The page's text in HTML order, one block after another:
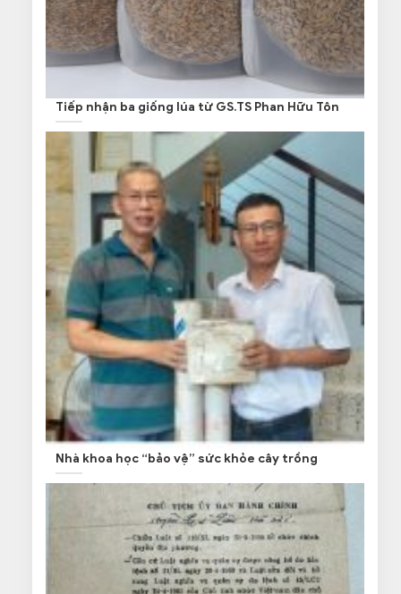
Tiếp nhận ba giống lúa từ GS.TS Phan Hữu Tôn
Nhà khoa học “bảo vệ” sức khỏe cây trồng